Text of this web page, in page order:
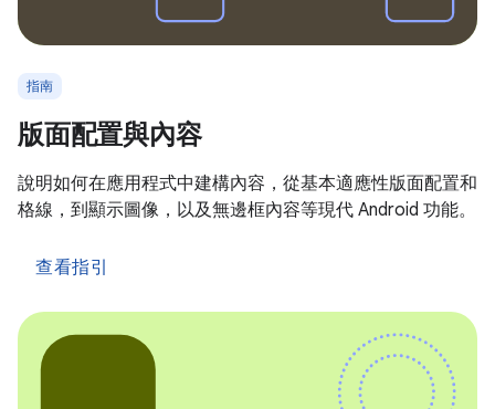
指南
版面配置與內容
說明如何在應用程式中建構內容，從基本適應性版面配置和
格線，到顯示圖像，以及無邊框內容等現代 Android 功能。
查看指引